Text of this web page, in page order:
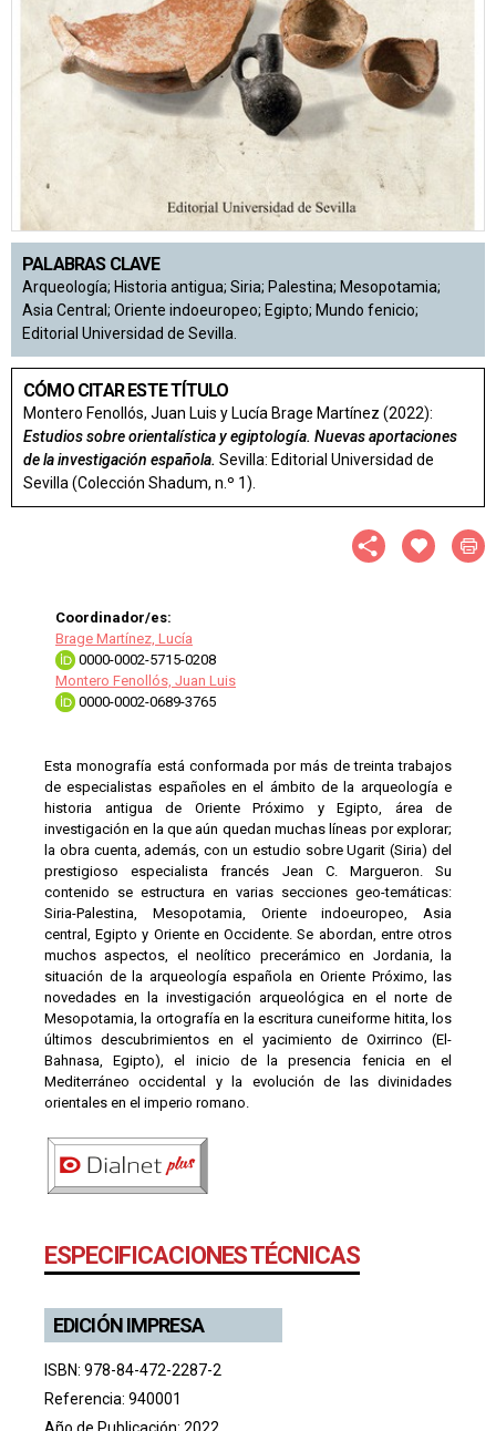
PALABRAS CLAVE
Arqueología; Historia antigua; Siria; Palestina; Mesopotamia;
Asia Central; Oriente indoeuropeo; Egipto; Mundo fenicio;
Editorial Universidad de Sevilla.
CÓMO CITAR ESTE TÍTULO
Montero Fenollós, Juan Luis y Lucía Brage Martínez (2022):
Estudios sobre orientalística y egiptología. Nuevas aportaciones
de la investigación española. Sevilla: Editorial Universidad de
Sevilla (Colección Shadum, n.º 1).
Coordinador/es:
Brage Martínez, Lucía
0000-0002-5715-0208
Montero Fenollós, Juan Luis
0000-0002-0689-3765
Esta monografía está conformada por más de treinta trabajos
de especialistas españoles en el ámbito de la arqueología e
historia antigua de Oriente Próximo y Egipto, área de
investigación en la que aún quedan muchas líneas por explorar;
la obra cuenta, además, con un estudio sobre Ugarit (Siria) del
prestigioso especialista francés Jean C. Margueron. Su
contenido se estructura en varias secciones geo-temáticas:
Siria-Palestina, Mesopotamia, Oriente indoeuropeo, Asia
central, Egipto y Oriente en Occidente. Se abordan, entre otros
muchos aspectos, el neolítico precerámico en Jordania, la
situación de la arqueología española en Oriente Próximo, las
novedades en la investigación arqueológica en el norte de
Mesopotamia, la ortografía en la escritura cuneiforme hitita, los
últimos descubrimientos en el yacimiento de Oxirrinco (El-
Bahnasa, Egipto), el inicio de la presencia fenicia en el
Mediterráneo occidental y la evolución de las divinidades
orientales en el imperio romano.
ESPECIFICACIONES TÉCNICAS
EDICIÓN IMPRESA
ISBN: 978-84-472-2287-2
Referencia: 940001
Año de Publicación: 2022